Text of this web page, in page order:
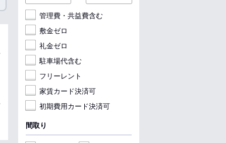
管理費・共益費含む
敷金ゼロ
礼金ゼロ
駐車場代含む
フリーレント
家賃カード決済可
初期費用カード決済可
間取り